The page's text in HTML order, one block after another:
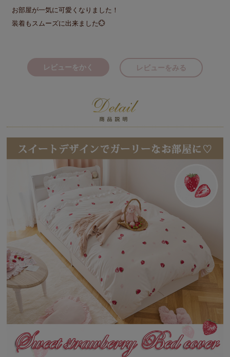
お部屋が一気に可愛くなりました！
装着もスムーズに出来ました💮
レビューをかく レビューをみる